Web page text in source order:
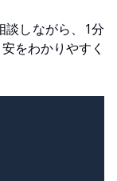
談しながら、1分
をわかりやすく